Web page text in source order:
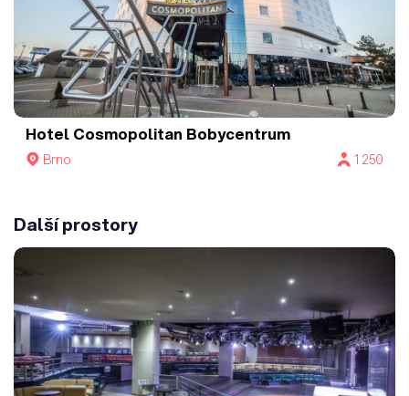
Hotel Cosmopolitan Bobycentrum
Brno 1 250
Další prostory